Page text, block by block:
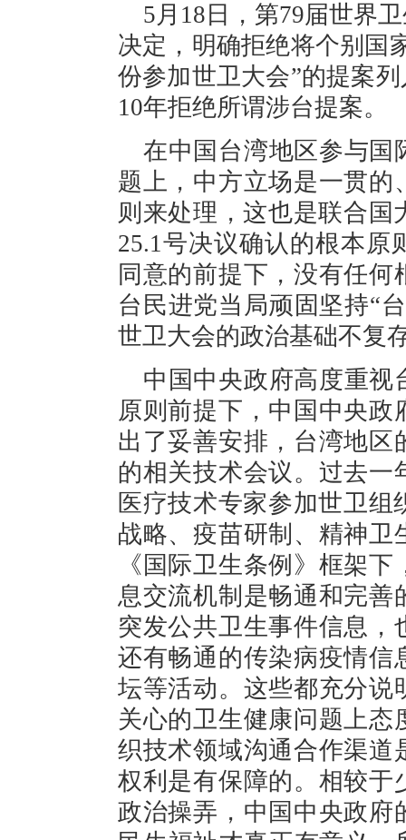
5月18日，第79届世界
决定，明确拒绝将个别国
份参加世卫大会”的提案
10年拒绝所谓涉台提案。
在中国台湾地区参与国
题上，中方立场是一贯的
则来处理，这也是联合国
25.1号决议确认的根本原
同意的前提下，没有任
台民进党当局顽固坚持“
世卫大会的政治基础不复
中国中央政府高度重视
原则前提下，中国中央
出了妥善安排，台湾地区
的相关技术会议。过去一
医疗技术专家参加世卫
战略、疫苗研制、精神卫
《国际卫生条例》框架
息交流机制是畅通和完善
突发公共卫生事件信息，
还有畅通的传染病疫情信
坛等活动。这些都充分说
关心的卫生健康问题上
织技术领域沟通合作渠道
权利是有保障的。相较于
政治操弄，中国中央政府